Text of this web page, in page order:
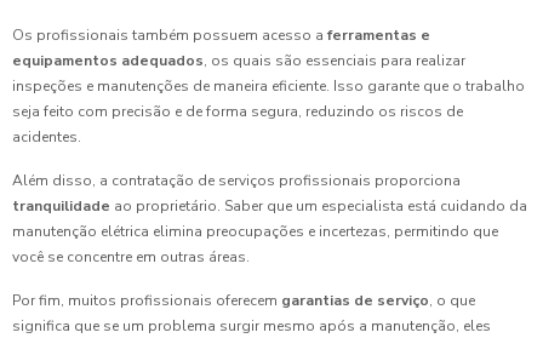
Os profissionais também possuem acesso a ferramentas e
equipamentos adequados, os quais são essenciais para realizar
inspeções e manutenções de maneira eficiente. Isso garante que o trabalho
seja feito com precisão e de forma segura, reduzindo os riscos de
acidentes.
Além disso, a contratação de serviços profissionais proporciona
tranquilidade ao proprietário. Saber que um especialista está cuidando da
manutenção elétrica elimina preocupações e incertezas, permitindo que
você se concentre em outras áreas.
Por fim, muitos profissionais oferecem garantias de serviço, o que
significa que se um problema surgir mesmo após a manutenção, eles